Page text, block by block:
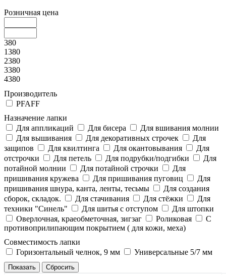
Розничная цена
380
1380
2380
3380
4380
Производитель
PFAFF
Назначение лапки
Для аппликаций
Для бисера
Для вшивания молнии
Для вышивания
Для декоративных строчек
Для
защипов
Для квилтинга Для окантовывания
Для
отстрочки
Для петель Для подрубки/подгибки
Для
потайной молнии
Для потайной строчки
Для
пришивания кружева
Для пришивания пуговиц
Для
пришивания шнура, канта, ленты, тесьмы
Для создания
сборок, складок.
Для стачивания Для стёжки
Для
техники "Синель"
Для шитья с отступом
Для штопки
Оверлочная, краеобметочная, зигзаг
Роликовая
С
противоприлипающим покрытием ( для кожи, меха)
Совместимость лапки
Горизонтальный челнок, 9 мм
Универсальные 5/7 мм